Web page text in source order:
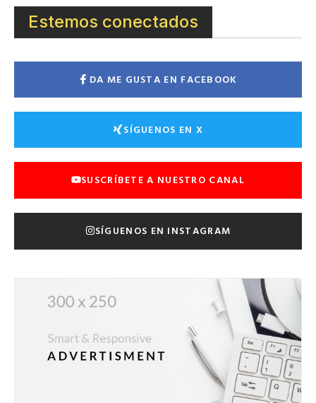
Estemos conectados
DA ME GUSTA EN FACEBOOK
SÍGUENOS EN X
SUSCRÍBETE A NUESTRO CANAL
SÍGUENOS EN INSTAGRAM